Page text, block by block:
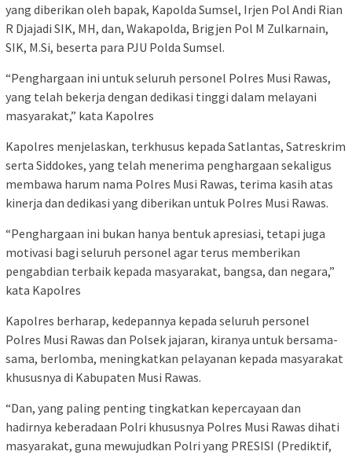
yang diberikan oleh bapak, Kapolda Sumsel, Irjen Pol Andi Rian
R Djajadi SIK, MH, dan, Wakapolda, Brigjen Pol M Zulkarnain,
SIK, M.Si, beserta para PJU Polda Sumsel.
“Penghargaan ini untuk seluruh personel Polres Musi Rawas,
yang telah bekerja dengan dedikasi tinggi dalam melayani
masyarakat,” kata Kapolres
Kapolres menjelaskan, terkhusus kepada Satlantas, Satreskrim
serta Siddokes, yang telah menerima penghargaan sekaligus
membawa harum nama Polres Musi Rawas, terima kasih atas
kinerja dan dedikasi yang diberikan untuk Polres Musi Rawas.
“Penghargaan ini bukan hanya bentuk apresiasi, tetapi juga
motivasi bagi seluruh personel agar terus memberikan
pengabdian terbaik kepada masyarakat, bangsa, dan negara,”
kata Kapolres
Kapolres berharap, kedepannya kepada seluruh personel
Polres Musi Rawas dan Polsek jajaran, kiranya untuk bersama-
sama, berlomba, meningkatkan pelayanan kepada masyarakat
khususnya di Kabupaten Musi Rawas.
“Dan, yang paling penting tingkatkan kepercayaan dan
hadirnya keberadaan Polri khususnya Polres Musi Rawas dihati
masyarakat, guna mewujudkan Polri yang PRESISI (Prediktif,